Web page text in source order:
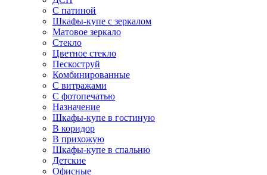
С патиной
Шкафы-купе с зеркалом
Матовое зеркало
Стекло
Цветное стекло
Пескоструй
Комбинированные
С витражами
С фотопечатью
Назначение
Шкафы-купе в гостиную
В коридор
В прихожую
Шкафы-купе в спальню
Детские
Офисные